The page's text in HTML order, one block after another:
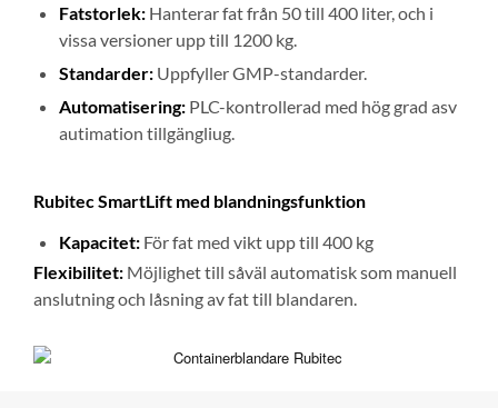
Fatstorlek: Hanterar fat från 50 till 400 liter, och i
vissa versioner upp till 1200 kg.
Standarder: Uppfyller GMP-standarder.
Automatisering: PLC-kontrollerad med hög grad asv
autimation tillgängliug.
Rubitec SmartLift med blandningsfunktion
Kapacitet: För fat med vikt upp till 400 kg
Flexibilitet: Möjlighet till såväl automatisk som manuell
anslutning och låsning av fat till blandaren.